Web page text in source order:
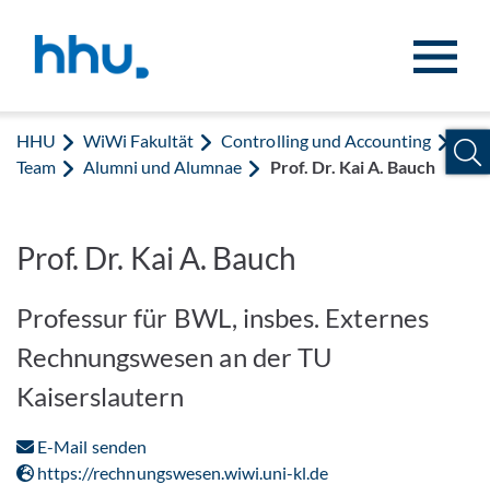
HHU WiWi Fakultät
Controlling und Accounting
Team
Alumni und Alumnae Prof. Dr. Kai A. Bauch
Prof. Dr. Kai A. Bauch
Professur für BWL, insbes. Externes
Rechnungswesen an der TU
Kaiserslautern
E-Mail senden
https://rechnungswesen.wiwi.uni-kl.de